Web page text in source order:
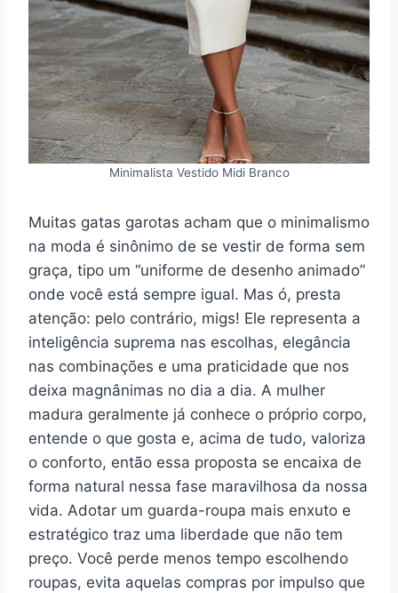
Minimalista Vestido Midi Branco
Muitas gatas garotas acham que o minimalismo
na moda é sinônimo de se vestir de forma sem
graça, tipo um “uniforme de desenho animado”
onde você está sempre igual. Mas ó, presta
atenção: pelo contrário, migs! Ele representa a
inteligência suprema nas escolhas, elegância
nas combinações e uma praticidade que nos
deixa magnânimas no dia a dia. A mulher
madura geralmente já conhece o próprio corpo,
entende o que gosta e, acima de tudo, valoriza
o conforto, então essa proposta se encaixa de
forma natural nessa fase maravilhosa da nossa
vida. Adotar um guarda-roupa mais enxuto e
estratégico traz uma liberdade que não tem
preço. Você perde menos tempo escolhendo
roupas, evita aquelas compras por impulso que